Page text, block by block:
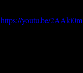
https://youtu.be/